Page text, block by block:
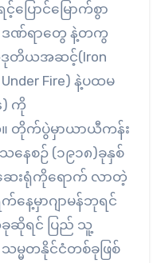
ောင်မြောက်စွာ
ဏ်ရာတွေ နဲ့တကွ
ဒုတိယအဆင့်(Iron
Under Fire) နဲ့ပထမ
ကို
တိုက်ပွဲမှာယာယီကန်း
ေစဉ် (၁၉၁၈)ခုနှစ်
ေးရုံကိုရောက် လာတဲ့
ေ့မှာဂျာမန်ဘုရင်
ခုဆိုရင် ပြည် သူ့
မတနိုင်ငံတစ်ခုဖြစ်